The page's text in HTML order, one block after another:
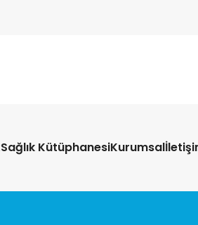
Sağlık KütüphanesiKurumsal